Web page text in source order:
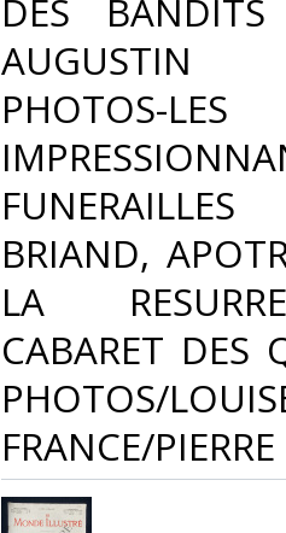
DES
AUGUSTIN
PHOTOS-LES
BRIAND,
LA
CABARET DES
PHOTOS/
FRANCE/